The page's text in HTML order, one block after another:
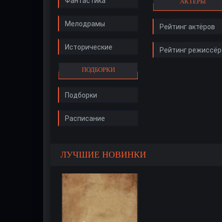
Мелодрамы
Исторические
ПОДБОРКИ
Подборки
Расписание
Рейтинг актёров
Рейтинг
ЛУЧШИЕ НОВИНКИ